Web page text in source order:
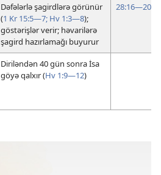
Dəfələrlə şagirdlərə görünür
(1 Kr 15:5—7; Hv 1:3—8);
göstərişlər verir; həvarilərə
şagird hazırlamağı buyurur
28:16—20
Diriləndən 40 gün sonra İsa
göyə qalxır (Hv 1:9—12)